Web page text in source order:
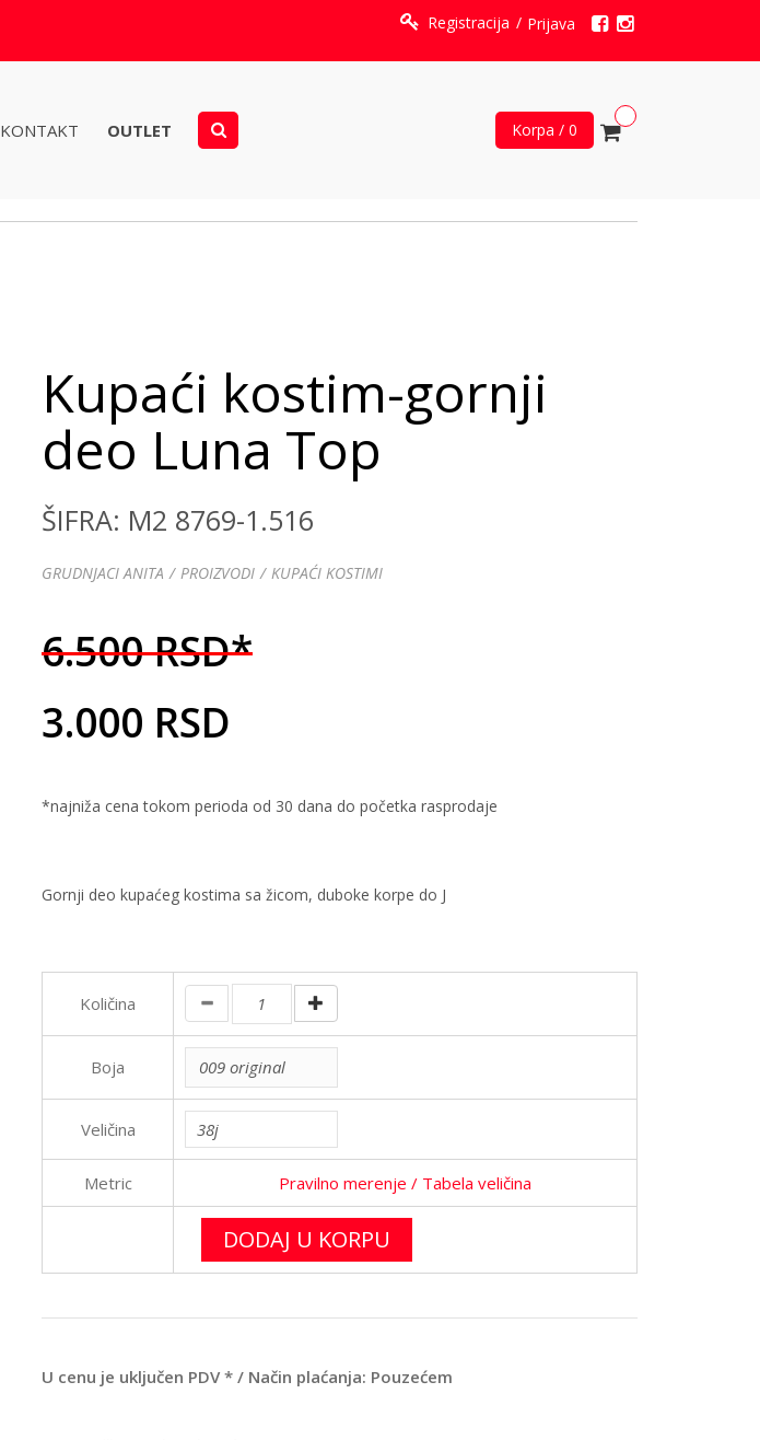
Registracija Prijava
KONTAKT OUTLET Korpa / 0
Kupaći kostim-gornji
deo Luna Top
ŠIFRA: M2 8769-1.516
GRUDNJACI ANITA PROIZVODI KUPAĆI KOSTIMI
6.500 RSD*
3.000 RSD
*najniža cena tokom perioda od 30 dana do početka rasprodaje
Gornji deo kupaćeg kostima sa žicom, duboke korpe do J
Količina
Boja
Veličina
Metric Pravilno merenje / Tabela veličina
DODAJ U KORPU
U cenu je uključen PDV * / Način plaćanja: Pouzećem